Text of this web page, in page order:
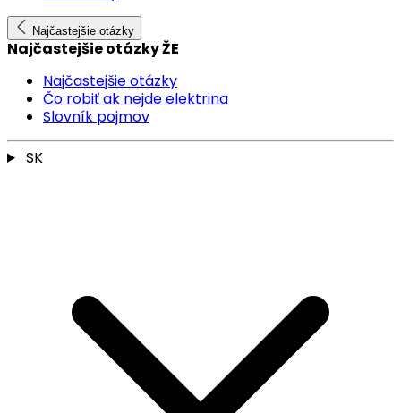
Najčastejšie otázky
Najčastejšie otázky ŽE
Najčastejšie otázky
Čo robiť ak nejde elektrina
Slovník pojmov
SK